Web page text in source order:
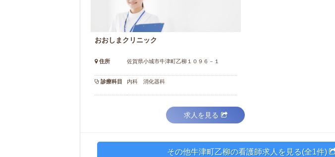
おおしまクリニック
住所 佐賀県小城市牛津町乙柳１０９６－１
診療科目 内科 消化器科
求人を見る
その他牛津町乙柳の看護師求人を見る(全1件)